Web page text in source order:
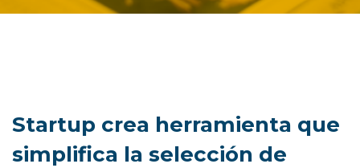
Startup crea herramienta que
simplifica la selección de